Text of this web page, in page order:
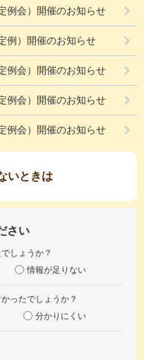
例会）開催のお知らせ
例）開催のお知らせ
例会）開催のお知らせ
例会）開催のお知らせ
例会）開催のお知らせ
いときは
さい
しょうか？
情報が足りない
ったでしょうか？
分かりにくい